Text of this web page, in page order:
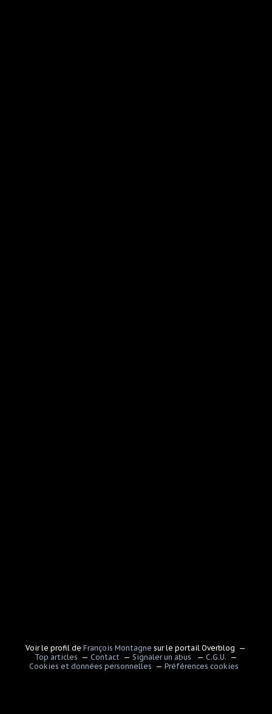
Voir le profil deFrançois Montagne sur le portail Overblog
Top articles
Contact Signaler un abus
C.G.U.
Cookies et données personnelles
Préférences cookies